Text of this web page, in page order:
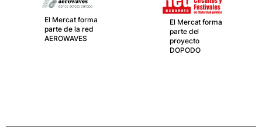
El Mercat forma
parte de la red
AEROWAVES
El Mercat forma
parte del
proyecto
DOPODO